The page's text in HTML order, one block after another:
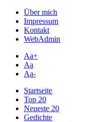
Über mich
Impressum
Kontakt
WebAdmin
Aa+
Aa
Aa-
Startseite
Top 20
Neueste 20
Gedichte